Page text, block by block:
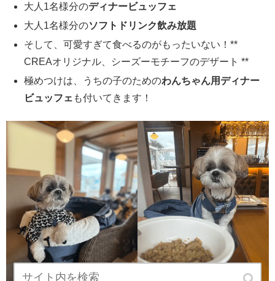
大人1名様分のディナービュッフェ
大人1名様分のソフトドリンク飲み放題
そして、可愛すぎて食べるのがもったいない！**
CREAオリジナル、シーズーモチーフのデザート **
極めつけは、うちの子のためのわんちゃん用ディナー
ビュッフェ も付いてきます！